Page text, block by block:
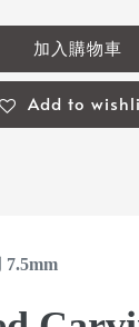
加入購物車
Add to
7.5mm